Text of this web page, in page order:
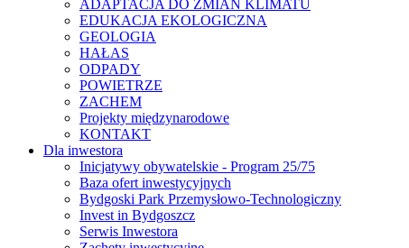
ADAPTACJA DO ZMIAN KLIMATU
EDUKACJA EKOLOGICZNA
GEOLOGIA
HAŁAS
ODPADY
POWIETRZE
ZACHEM
Projekty międzynarodowe
KONTAKT
Dla inwestora
Inicjatywy obywatelskie - Program 25/75
Baza ofert inwestycyjnych
Bydgoski Park Przemysłowo-Technologiczny
Invest in Bydgoszcz
Serwis Inwestora